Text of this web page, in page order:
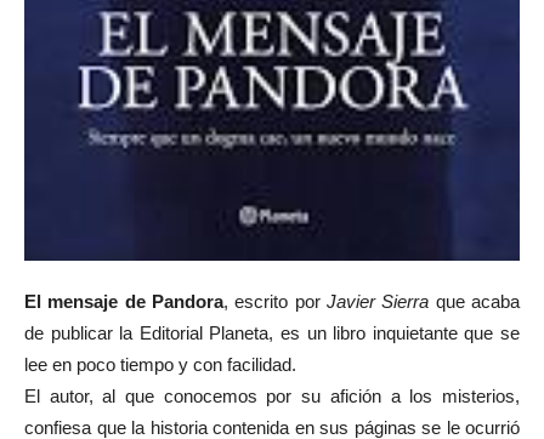
El mensaje de Pandora, escrito por Javier Sierra que acaba
de publicar la Editorial Planeta, es un libro inquietante que se
lee en poco tiempo y con facilidad.
El autor, al que conocemos por su afición a los misterios,
confiesa que la historia contenida en sus páginas se le ocurrió